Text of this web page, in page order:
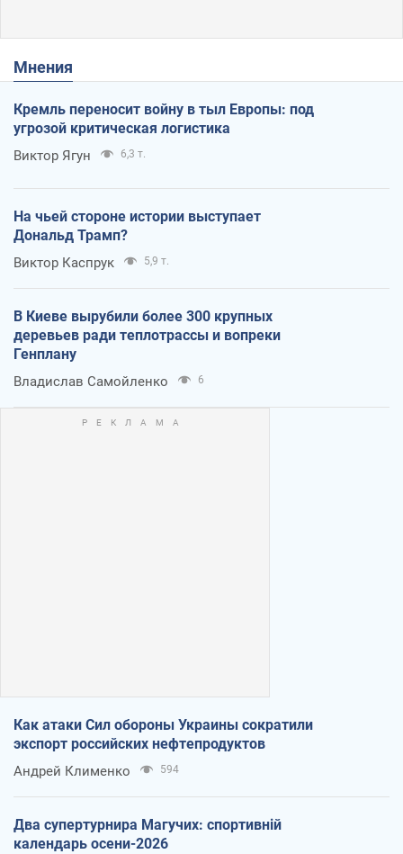
Мнения
Кремль переносит войну в тыл Европы: под
угрозой критическая логистика
Виктор Ягун 6,3 т.
На чьей стороне истории выступает
Дональд Трамп?
Виктор Каспрук 5,9 т.
В Киеве вырубили более 300 крупных
деревьев ради теплотрассы и вопреки
Генплану
Владислав Самойленко 6
Как атаки Сил обороны Украины сократили
экспорт российских нефтепродуктов
Андрей Клименко 594
Два супертурнира Магучих: спортивній
календарь осени-2026